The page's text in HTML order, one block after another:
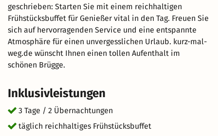
geschrieben: Starten Sie mit einem reichhaltigen
Frühstücksbuffet für Genießer vital in den Tag. Freuen Sie
sich auf hervorragenden Service und eine entspannte
Atmosphäre für einen unvergesslichen Urlaub. kurz-mal-
weg.de wünscht Ihnen einen tollen Aufenthalt im
schönen Brügge.
Inklusivleistungen
3 Tage / 2 Übernachtungen
täglich reichhaltiges Frühstücksbuffet